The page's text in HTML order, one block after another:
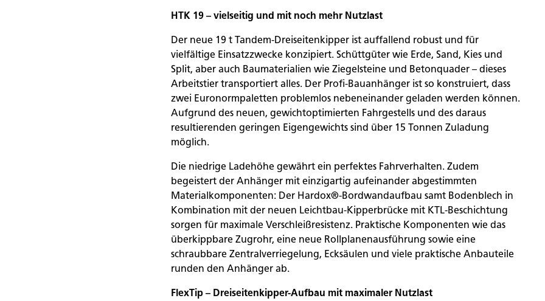
HTK 19 – vielseitig und mit noch mehr Nutzlast
Der neue 19 t Tandem-Dreiseitenkipper ist auffallend robust und für
vielfältige Einsatzzwecke konzipiert. Schüttgüter wie Erde, Sand, Kies und
Split, aber auch Baumaterialien wie Ziegelsteine und Betonquader – dieses
Arbeitstier transportiert alles. Der Profi-Bauanhänger ist so konstruiert, dass
zwei Euronormpaletten problemlos nebeneinander geladen werden können.
Aufgrund des neuen, gewichtoptimierten Fahrgestells und des daraus
resultierenden geringen Eigengewichts sind über 15 Tonnen Zuladung
möglich.
Die niedrige Ladehöhe gewährt ein perfektes Fahrverhalten. Zudem
begeistert der Anhänger mit einzigartig aufeinander abgestimmten
Materialkomponenten: Der Hardox®-Bordwandaufbau samt Bodenblech in
Kombination mit der neuen Leichtbau-Kipperbrücke mit KTL-Beschichtung
sorgen für maximale Verschleißresistenz. Praktische Komponenten wie das
überkippbare Zugrohr, eine neue Rollplanenausführung sowie eine
schraubbare Zentralverriegelung, Ecksäulen und viele praktische Anbauteile
runden den Anhänger ab.
FlexTip – Dreiseitenkipper-Aufbau mit maximaler Nutzlast